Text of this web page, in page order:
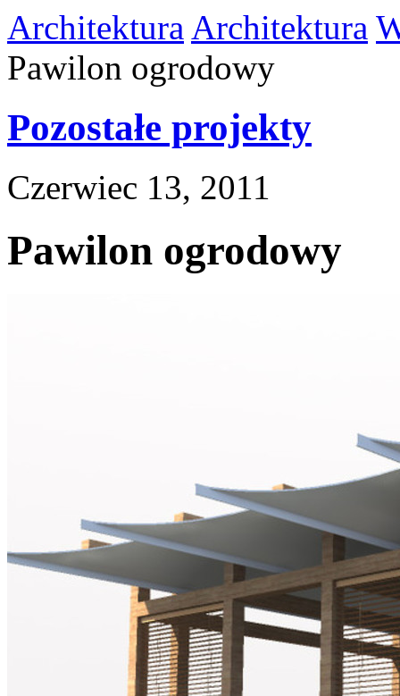
Architektura Architektura
Pawilon ogrodowy
Pozostałe projekty
Czerwiec 13, 2011
Pawilon ogrodowy